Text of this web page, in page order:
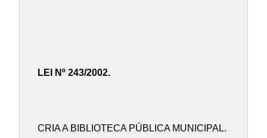
LEI Nº 243/2002.
CRIA A BIBLIOTECA PÚBLICA MUNICIPAL.